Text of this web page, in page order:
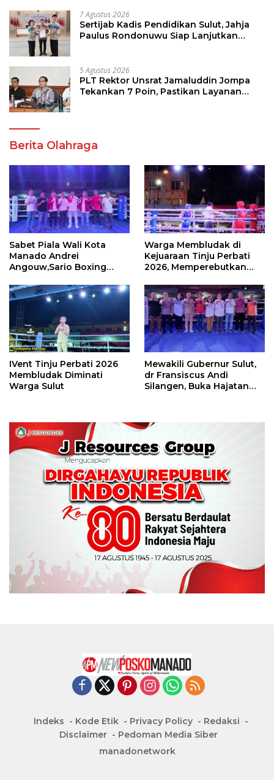
7 Agustus 2026
Sertijab Kadis Pendidikan Sulut, Jahja
Paulus Rondonuwu Siap Lanjutkan
5 Agustus 2026
PLT Rektor Unsrat Jamaluddin Jompa
Tekankan 7 Poin, Pastikan Layanan
Berita Olahraga
Sabet Piala Wali Kota
Manado Andrei
Angouw,Sario Boxing
Perbati 2026
Warga Membludak di
Kejuaraan Tinju Perbati
2026, Memperebutkan
IVent Tinju Perbati 2026
Membludak Diminati
Warga Sulut
Mewakili Gubernur Sulut,
dr Fransiscus Andi
Silangen, Buka Hajatan
Indeks Kode Etik Privacy Policy
Redaksi
Disclaimer
Pedoman Media Siber
manadonetwork